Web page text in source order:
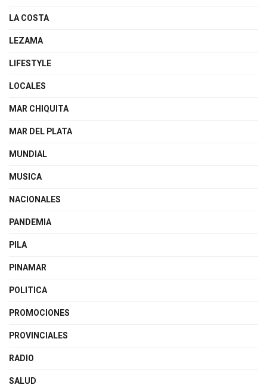
LA COSTA
LEZAMA
LIFESTYLE
LOCALES
MAR CHIQUITA
MAR DEL PLATA
MUNDIAL
MUSICA
NACIONALES
PANDEMIA
PILA
PINAMAR
POLITICA
PROMOCIONES
PROVINCIALES
RADIO
SALUD